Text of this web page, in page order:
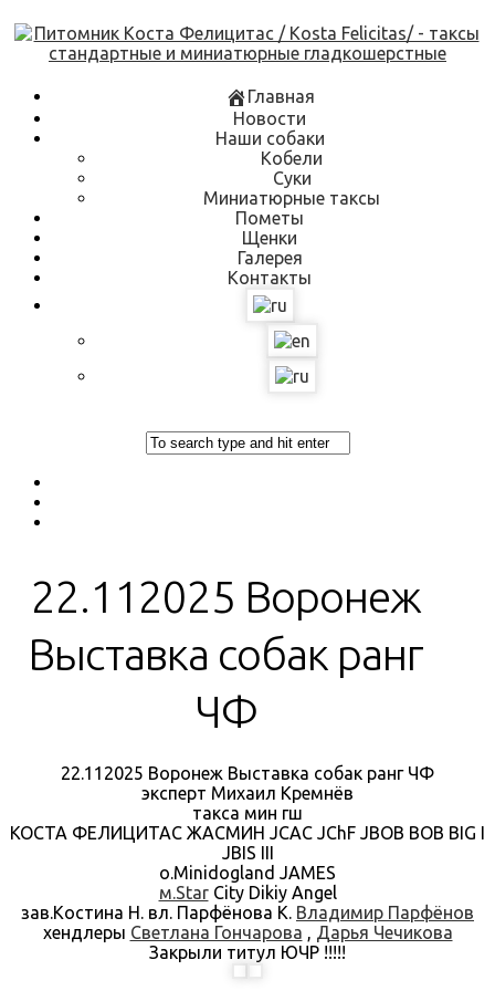
Skip
to
content
Главная
Новости
Наши собаки
Кобели
Суки
Миниатюрные таксы
Пометы
Щенки
Галерея
Контакты
22.112025 Воронеж
Выставка собак ранг
ЧФ
22.112025 Воронеж Выставка собак ранг ЧФ
эксперт Михаил Кремнёв
такса мин гш
КОСТА ФЕЛИЦИТАС ЖАСМИН JCAC JChF JBOB BOB BIG I
JBIS III
о.Minidogland JAMES
м.StarCity Dikiy Angel
зав.Костина Н. вл. Парфёнова К. Владимир Парфёнов
хендлеры Светлана Гончарова , Дарья Чечикова
Закрыли титул ЮЧР !!!!!